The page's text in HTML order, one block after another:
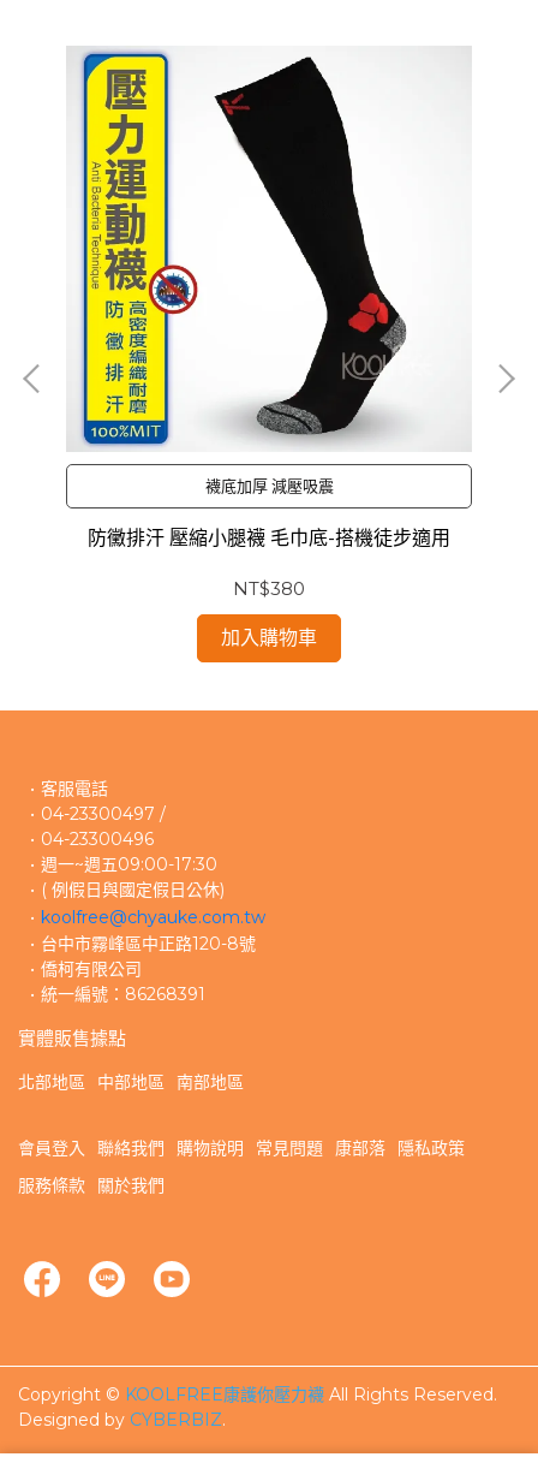
襪底加厚 減壓吸震
防黴排汗 壓縮小腿襪 毛巾底-搭機徒步適用
NT$380
加入購物車
客服電話
04-23300497 /
04-23300496
週一~週五09:00-17:30
( 例假日與國定假日公休)
koolfree@chyauke.com.tw
台中市霧峰區中正路120-8號
僑柯有限公司
統一編號：86268391
實體販售據點
北部地區 中部地區 南部地區
會員登入 聯絡我們 購物說明 常見問題 康部落
隱私政策
服務條款
關於我們
Copyright © KOOLFREE康護你壓力襪 All Rights Reserved.
Designed by CYBERBIZ.